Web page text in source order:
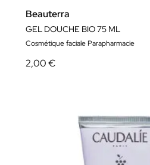
Beauterra
GEL DOUCHE BIO 75 ML
Cosmétique faciale Parapharmacie
2,00 €